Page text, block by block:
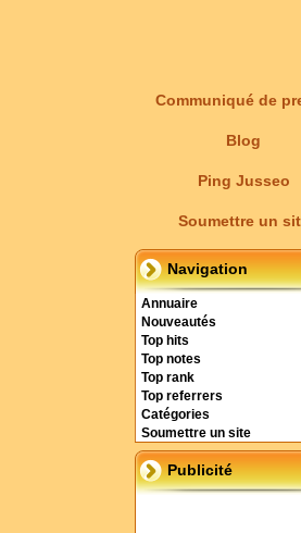
Communiqué de
Blog
Ping Jusseo
Soumettre un
Navigation
Annuaire
Nouveautés
Top hits
Top notes
Top rank
Top referrers
Catégories
Soumettre un site
Publicité